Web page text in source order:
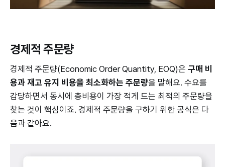
경제적 주문량
경제적 주문량(Economic Order Quantity, EOQ)은 구매 비
용과 재고 유지 비용을 최소화하는 주문량을 말해요. 수요를
감당하면서 동시에 총비용이 가장 적게 드는 최적의 주문량을
찾는 것이 핵심이죠. 경제적 주문량을 구하기 위한 공식은 다
음과 같아요.